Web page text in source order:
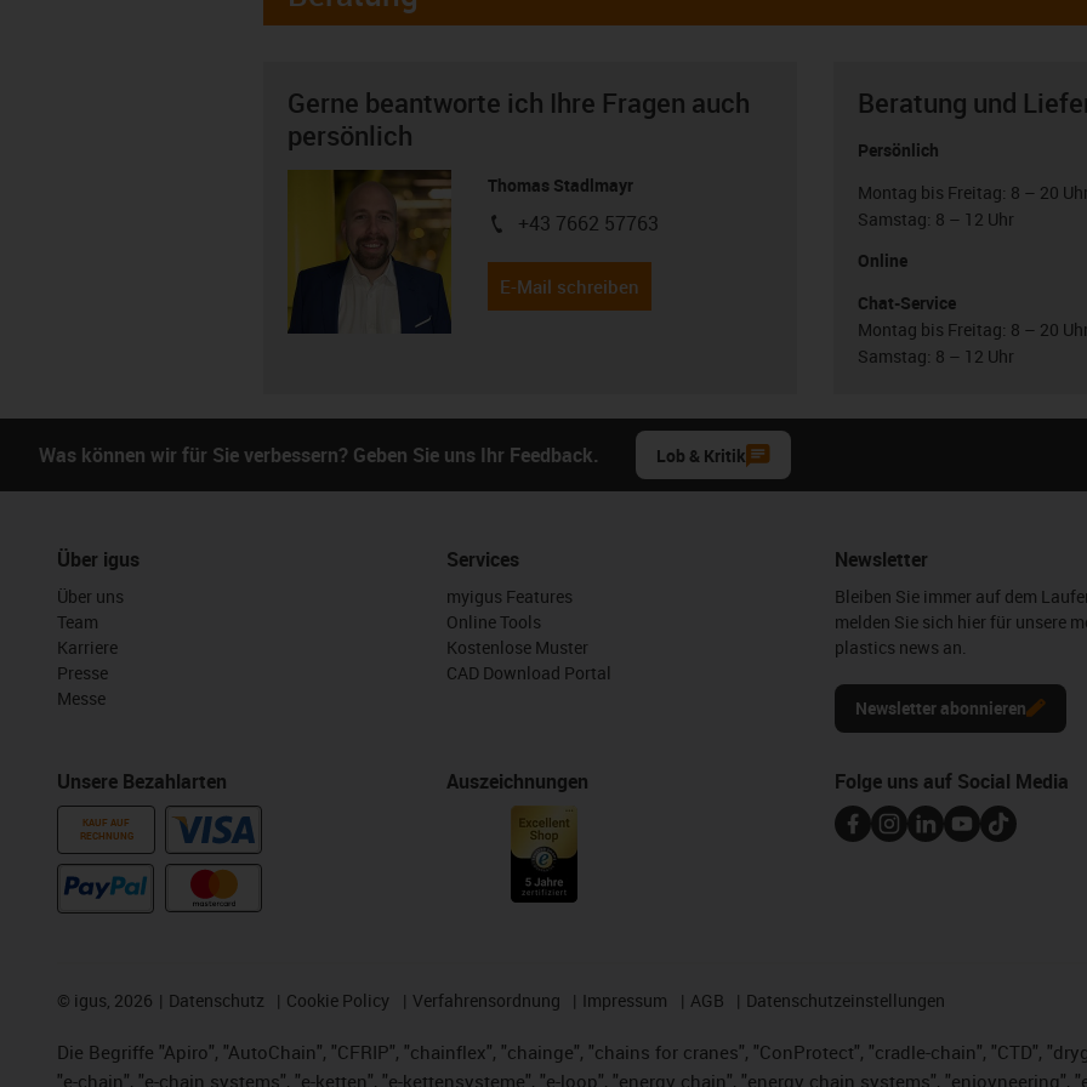
Gerne beantworte ich Ihre Fragen auch
persönlich
Thomas Stadlmayr
igus-icon-phone
+43 7662 57763
E-Mail schreiben
Beratung und
Persönlich
Montag bis Freitag: 8 – 20 Uhr
Samstag: 8 – 12 Uhr
Online
Chat-Service
Montag bis Freitag: 8 – 20 Uhr
Samstag: 8 – 12 Uhr
Was können wir für Sie verbessern? Geben Sie uns Ihr Feedback. Lob & Kritik
Über igus
Über uns
Team
Karriere
Presse
Messe
Unsere Bezahlarten
KAUF AUF
RECHNUNG
Services
myigus Features
Online Tools
Kostenlose Muster
CAD Download Portal
Auszeichnungen
Newsletter
Bleiben Sie immer auf dem
melden Sie sich hier für unsere
plastics news an.
Newsletter abonnieren
Folge uns auf Social Media
© igus, 2026 Datenschutz Cookie Policy Verfahrensordnung Impressum AGB Datenschutzeinstellungen
Die Begriffe "Apiro", "AutoChain", "CFRIP", "chainflex", "chainge", "chains for cranes", "ConProtect", "cradle-chain", "CTD",
"e-chain", "e-chain systems", "e-ketten", "e-kettensysteme", "e-loop", "energy chain", "energy chain systems", "enjoyneering",